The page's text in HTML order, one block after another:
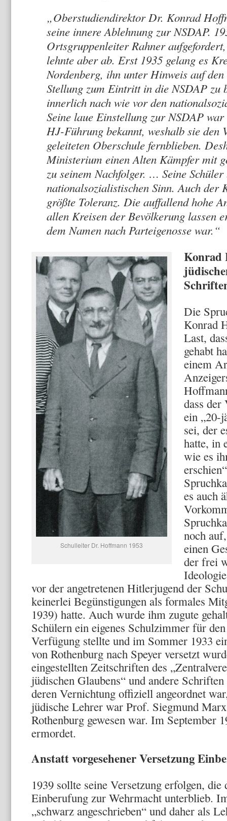
„Oberstudiendirektor Dr. Konrad
seine innere Ablehnung zur NSDAP.
Ortsgruppenleiter Rahner
lehnte aber ab. Erst 1935 gelang es
Nordenberg, ihn unter Hinweis auf
Stellung zum Eintritt in die NSDAP zu
innerlich nach wie vor den
Seine laue Einstellung zur NSDAP
HJ-Führung bekannt, weshalb sie den
geleiteten Oberschule fernblieben.
Ministerium einen Alten Kämpfer mit
zu seinem Nachfolger. … Seine
nationalsozialistischen Sinn. Auch der
größte Toleranz. Die auffallend hohe
allen Kreisen der Bevölkerung lassen
dem Namen nach Parteigenosse war.“
Schulleiter Dr. Hoffmann 1953
Konrad
Die
Konrad
Last,
gehabt
einem
dass
ein „20-
sei, der
hatte, in
wie es
es auch
noch
einen
der frei
vor der angetretenen Hitlerjugend der
keinerlei Begünstigungen als formales
1939) hatte. Auch wurde ihm zugute
Schülern ein eigenes Schulzimmer für
Verfügung stellte und im Sommer 1933
von Rothenburg nach Speyer versetzt
eingestellten Zeitschriften des
jüdischen Glaubens“ und andere
deren Vernichtung offiziell angeordnet
jüdische Lehrer war Prof. Siegmund
Rothenburg gewesen war. Im September
ermordet.
Anstatt vorgesehener Versetzung
1939 sollte seine Versetzung erfolgen, die
Einberufung zur Wehrmacht unterblieb.
„schwarz angeschrieben“ und daher als